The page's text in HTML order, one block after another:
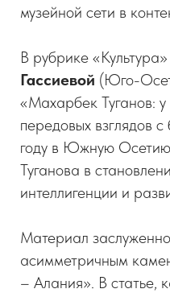
музейной сети в
В рубрике
Гассиевой (Юго-
«Махарбек Туганов:
передовых взглядов
году в Южную
Туганова в
интеллигенции и
Материал
асимметричным
– Алания». В статье,